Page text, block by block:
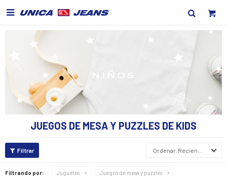

JUEGOS DE MESA Y PUZZLES DE KIDS
Recientes
Filtrando por: Juguetes
Juegos de mesa y puzzles